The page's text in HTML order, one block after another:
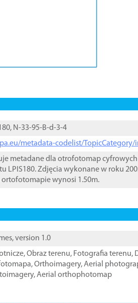
N-33-95-B-d-3-4
metadata-codelist/TopicCategory/
metadane dla otrofotomap
LPIS180. Zdjęcia wykonane w roku
wynosi 1.50m.
version 1.0
,Obraz terenu, Fotografia terenu,
,Orthoimagery,Aerial
,Aerial orthophotomap